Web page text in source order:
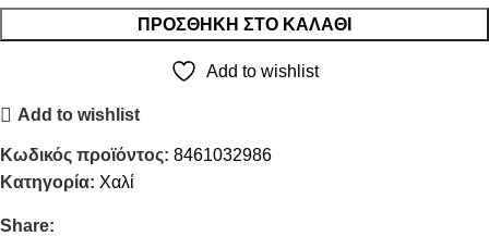
ΠΡΟΣΘΉΚΗ ΣΤΟ ΚΑΛΆΘΙ
Add to wishlist
Add to wishlist
Κωδικός προϊόντος: 8461032986
Κατηγορία: Χαλί
Share: